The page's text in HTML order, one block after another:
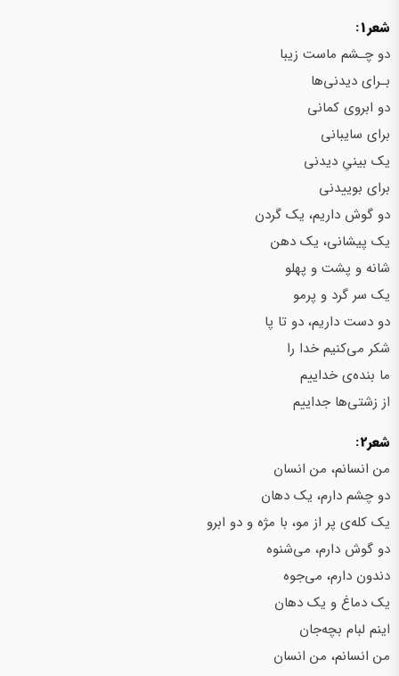
شعر1:
دو چـشم ماست زیبا
بـرای دیدنی‌ها
دو ابروی کمانی
برای سایبانی
یک بینی‌ِ دیدنی
برای بوییدنی
دو گوش داریم، یک گردن
یک پیشانی، یک دهن
شانه و پشت و پهلو
یک سر گرد و پرمو
دو دست داریم، دو تا پا
شکر می‌کنیم خدا را
ما بنده‌ی خداییم
از زشتی‌ها جداییم
شعر2:
من انسانم، من انسان
دو چشم دارم، یک دهان
یک کله‌ی پر از مو، با مژه و دو ابرو
دو گوش دارم، می‌شنوه
دندون دارم، می‌جوه
یک دماغ و یک دهان
اینم لبام بچه‌جان
من انسانم، من انسان